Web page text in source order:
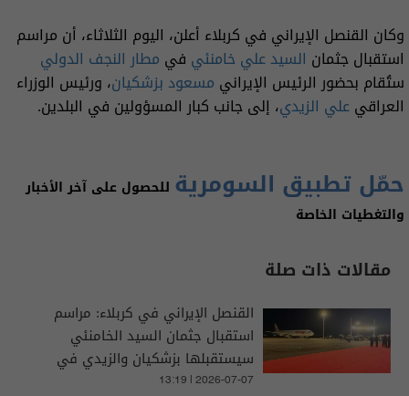
وكان القنصل الإيراني في كربلاء أعلن، اليوم الثلاثاء، أن مراسم
استقبال جثمان السيد علي خامنئي في مطار النجف الدولي
ستُقام بحضور الرئيس الإيراني مسعود بزشكيان، ورئيس الوزراء
العراقيعلي الزيدي، إلى جانب كبار المسؤولين في البلدين.
حمّل تطبيق السومرية للحصول على آخر الأخبار
والتغطيات الخاصة
مقالات ذات صلة
القنصل الإيراني في كربلاء: مراسم
استقبال جثمان السيد الخامنئي
سيستقبلها بزشكيان والزيدي في
مطار النجف
13:19 | 2026-07-07